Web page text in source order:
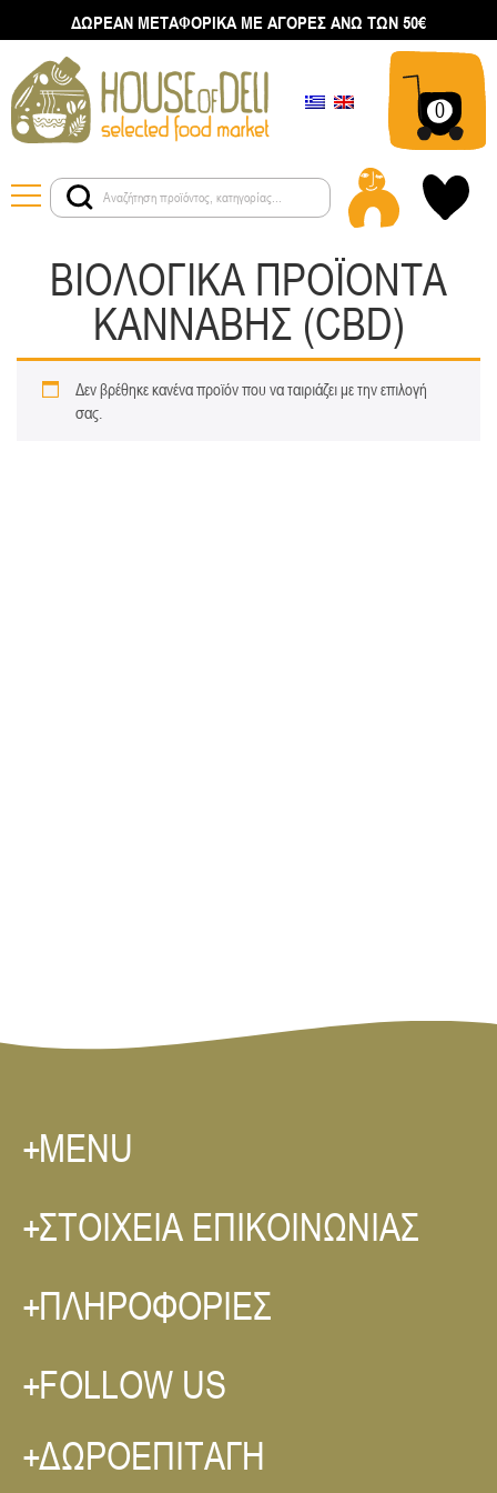
ΔΩΡΕΑΝ ΜΕΤΑΦΟΡΙΚΑ ΜΕ ΑΓΟΡΕΣ ΑΝΩ ΤΩΝ 50€
0
ΒΙΟΛΟΓΙΚΑ ΠΡΟΪΟΝΤΑ
ΚΑΝΝΑΒΗΣ (CBD)
Δεν βρέθηκε κανένα προϊόν που να ταιριάζει με την επιλογή
σας.
MENU
ΣΤΟΙΧΕΙΑ ΕΠΙΚΟΙΝΩΝΙΑΣ
ΠΛΗΡΟΦΟΡΙΕΣ
FOLLOW US
ΔΩΡΟΕΠΙΤΑΓΗ